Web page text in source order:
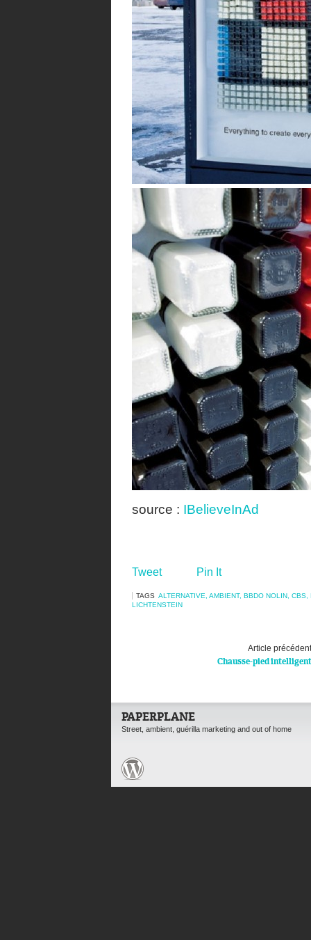
source : IBelieveInAd
Tweet Pin It
TAGS ALTERNATIVE, AMBIENT, BBDO NOLIN, CBS,
LICHTENSTEIN
Article précédent
Chausse-pied intelligent
PAPERPLANE
Street, ambient, guérilla marketing and out of home